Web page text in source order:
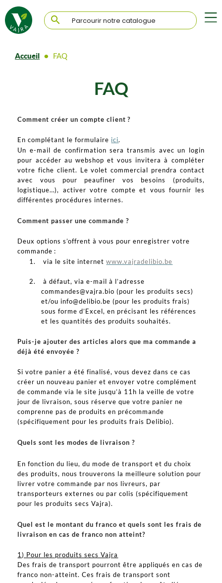

Accueil FAQ
FAQ
Comment créer un compte client ?
En complétant le formulaire ici.
Un e-mail de confirmation sera transmis avec un login
pour accéder au webshop et vous invitera à compléter
votre fiche client. Le volet commercial prendra contact
avec vous pour peaufiner vos besoins (produits,
logistique…), activer votre compte et vous fournir les
différentes procédures internes.
Comment passer une commande ?
Deux options s’offrent à vous pour enregistrer votre
commande :
1.
via le site internetwww.vajradelibio.be
2.
à défaut, via e-mail à l’adresse
commandes@vajra.bio (pour les produits secs)
et/ou info@delibio.be (pour les produits frais)
sous forme d’Excel, en précisant les références
et les quantités des produits souhaités.
Puis-je ajouter des articles alors que ma commande a
déjà été envoyée ?
Si votre panier a été finalisé, vous devez dans ce cas
créer un nouveau panier et envoyer votre complément
de commande via le site jusqu’à 11h la veille de votre
jour de livraison, sous réserve que votre panier ne
comprenne pas de produits en précommande
(spécifiquement pour les produits frais Delibio).
Quels sont les modes de livraison ?
En fonction du lieu, du mode de transport et du choix
des produits, nous trouverons la meilleure solution pour
livrer votre commande par nos livreurs, par
transporteurs externes ou par colis (spécifiquement
pour les produits secs Vajra).
Quel est le montant du franco et quels sont les frais de
livraison en cas de franco non atteint?
1) Pour les produits secs Vajra
Des frais de transport pourront être appliqués en cas de
franco non-atteint. Ces frais de transport sont